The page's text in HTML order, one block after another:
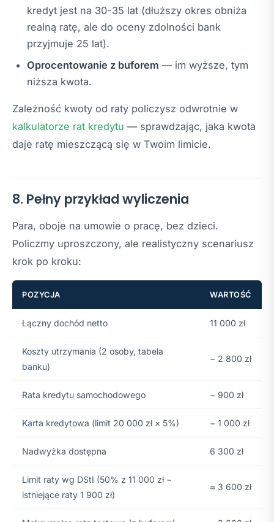
kredyt jest na 30-35 lat (dłuższy okres obniża
realną ratę, ale do oceny zdolności bank
przyjmuje 25 lat).
Oprocentowanie z buforem — im wyższe, tym
niższa kwota.
Zależność kwoty od raty policzysz odwrotnie w
kalkulatorze rat kredytu — sprawdzając, jaka kwota
daje ratę mieszczącą się w Twoim limicie.
8. Pełny przykład wyliczenia
Para, oboje na umowie o pracę, bez dzieci.
Policzmy uproszczony, ale realistyczny scenariusz
krok po kroku:
POZYCJA WARTOŚĆ
Łączny dochód netto 11 000 zł
Koszty utrzymania (2 osoby, tabela
banku)
− 2 800 zł
Rata kredytu samochodowego − 900 zł
Karta kredytowa (limit 20 000 zł × 5%) − 1 000 zł
Nadwyżka dostępna 6 300 zł
Limit raty wg DStI (50% z 11 000 zł −
istniejące raty 1 900 zł)
≈ 3 600 zł